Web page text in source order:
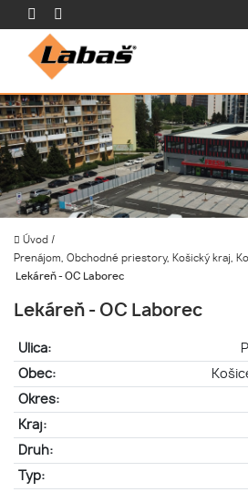
Úvod /
Prenájom, Obchodné priestory, Košický kraj,
Lekáreň - OC Laborec
Lekáreň - OC Laborec
Ulica:
Obec:
Okres:
Kraj:
Druh:
Typ: